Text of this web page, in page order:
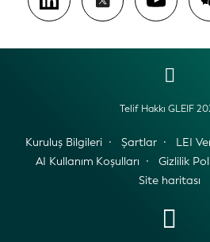
Telif Hakkı GLEIF
Kuruluş Bilgileri Şartlar
LEI
AI Kullanım Koşulları
Gizlilik
Site haritası